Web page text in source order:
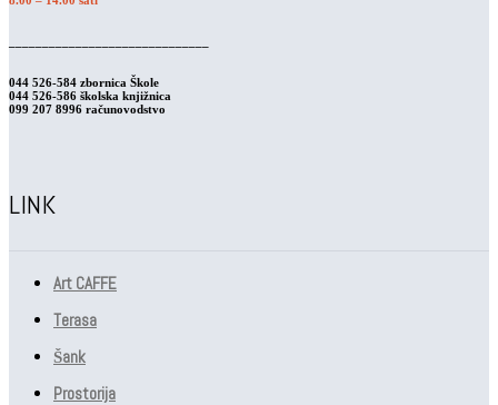
044 526-584 zbornica Škole
044 526-586 školska knjižnica
099 207 8996 računovodstvo
LINK
Art CAFFE
Terasa
Šank
Prostorija